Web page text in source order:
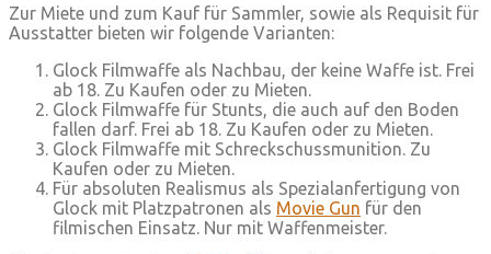
Zur Miete und zum Kauf für Sammler, sowie als Requisit für
Ausstatter bieten wir folgende Varianten:
Glock Filmwaffe als Nachbau, der keine Waffe ist. Frei
ab 18. Zu Kaufen oder zu Mieten.
Glock Filmwaffe für Stunts, die auch auf den Boden
fallen darf. Frei ab 18. Zu Kaufen oder zu Mieten.
Glock Filmwaffe mit Schreckschussmunition. Zu
Kaufen oder zu Mieten.
Für absoluten Realismus als Spezialanfertigung von
Glock mit Platzpatronen als Movie Gun für den
filmischen Einsatz. Nur mit Waffenmeister.